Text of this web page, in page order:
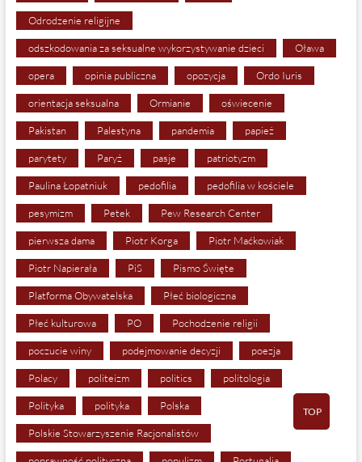
Odrodzenie religijne
odszkodowania za seksualne wykorzystywanie dzieci Oława
opera opinia publiczna opozycja Ordo Iuris
orientacja seksualna Ormianie oświecenie
Pakistan Palestyna pandemia papież
parytety Paryż pasje patriotyzm
Paulina Łopatniuk pedofilia pedofilia w kościele
pesymizm Petek Pew Research Center
pierwsza dama Piotr Korga Piotr Maćkowiak
Piotr Napierała PiS Pismo Święte
Platforma Obywatelska Płeć biologiczna
Płeć kulturowa PO Pochodzenie religii
poczucie winy podejmowanie decyzji poezja
Polacy politeizm politics politologia
Polityka polityka Polska
Polskie Stowarzyszenie Racjonalistów
TOP